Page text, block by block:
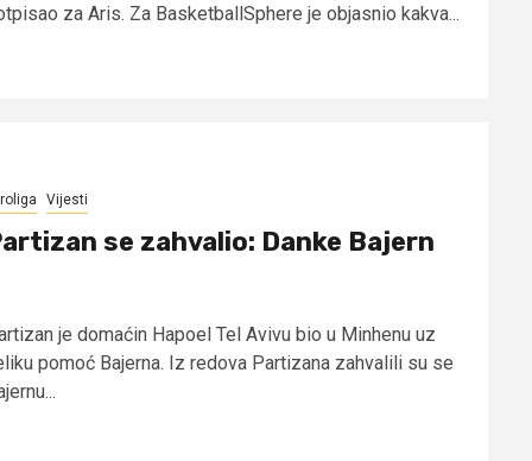
za Aris. Za BasketballSphere je objasnio kakva...
Vijesti
se zahvalio: Danke Bajern
je domaćin Hapoel Tel Avivu bio u Minhenu uz
pomoć Bajerna. Iz redova Partizana zahvalili su se